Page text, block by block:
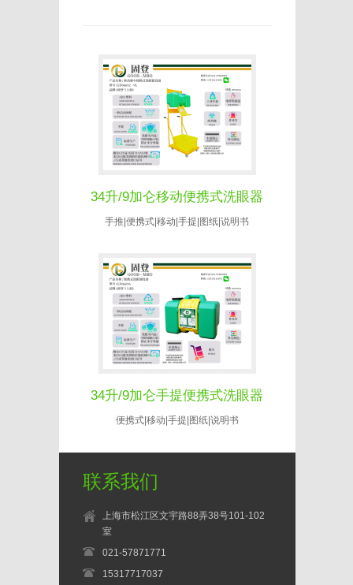
34升/9加仑移动便携式洗眼器
手推|便携式|移动|手提|图纸|说明书
34升/9加仑手提便携式洗眼器
便携式|移动|手提|图纸|说明书
联系我们
上海市松江区文宇路88弄38号101-102
室
021-57871771
15317717037